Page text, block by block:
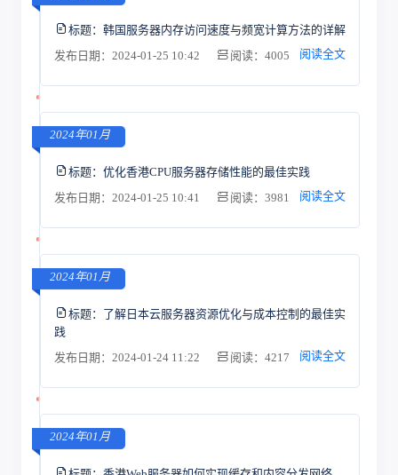
标题： 韩国服务器内存访问速度与频宽计算方法的详解
发布日期：2024-01-25 10:42
阅读：4005 阅读全文
2024年01月
标题： 优化香港CPU服务器存储性能的最佳实践
发布日期：2024-01-25 10:41
阅读：3981 阅读全文
2024年01月
标题： 了解日本云服务器资源优化与成本控制的最佳实
践
发布日期：2024-01-24 11:22
阅读：4217 阅读全文
2024年01月